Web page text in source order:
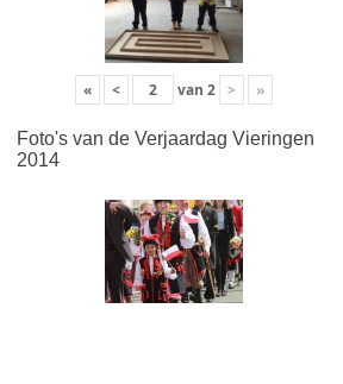
« < van 2 > »
Foto's van de Verjaardag Vieringen
2014